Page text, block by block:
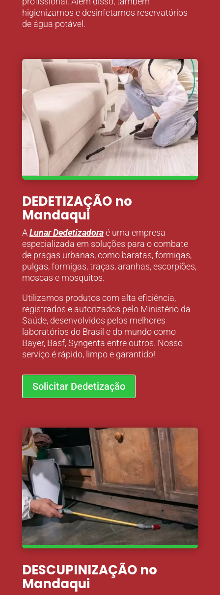
higienizamos e desinfetamos reservatórios
de água potável.
DEDETIZAÇÃO no
Mandaqui
ALunar Dedetizadoraé uma empresa
especializada em soluções para o combate
de pragas urbanas, como baratas, formigas,
pulgas, formigas, traças, aranhas, escorpiões,
moscas e mosquitos.
Utilizamos produtos com alta eficiência,
registrados e autorizados pelo Ministério da
Saúde, desenvolvidos pelos melhores
laboratórios do Brasil e do mundo como
Bayer, Basf, Syngenta entre outros. Nosso
serviço é rápido, limpo e garantido!
Solicitar Dedetização
DESCUPINIZAÇÃO no
Mandaqui